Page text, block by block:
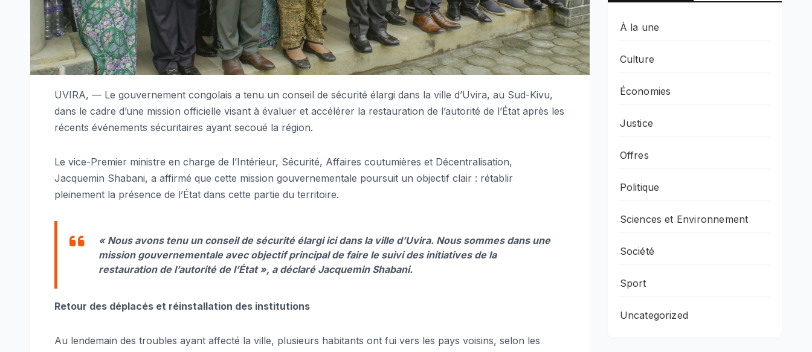
UVIRA, — Le gouvernement congolais a tenu un conseil de sécurité élargi dans la ville d’Uvira, au Sud-Kivu,
dans le cadre d’une mission officielle visant à évaluer et accélérer la restauration de l’autorité de l’État après les
récents événements sécuritaires ayant secoué la région.
Le vice-Premier ministre en charge de l’Intérieur, Sécurité, Affaires coutumières et Décentralisation,
Jacquemin Shabani, a affirmé que cette mission gouvernementale poursuit un objectif clair : rétablir
pleinement la présence de l’État dans cette partie du territoire.
« Nous avons tenu un conseil de sécurité élargi ici dans la ville d’Uvira. Nous sommes dans une
mission gouvernementale avec objectif principal de faire le suivi des initiatives de la
restauration de l’autorité de l’État », a déclaré Jacquemin Shabani.
Retour des déplacés et réinstallation des institutions
Au lendemain des troubles ayant affecté la ville, plusieurs habitants ont fui vers les pays voisins, selon les
À la une
Culture
Économies
Justice
Offres
Politique
Sciences et Environnement
Société
Sport
Uncategorized